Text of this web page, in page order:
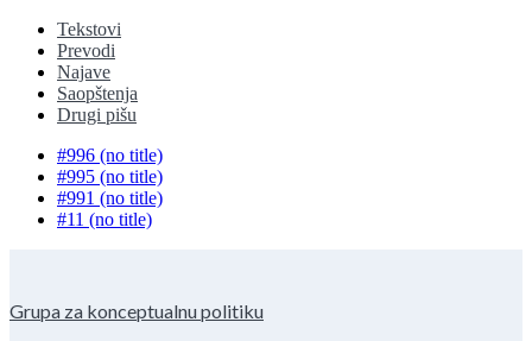
Tekstovi
Prevodi
Najave
Saopštenja
Drugi pišu
#996 (no title)
#995 (no title)
#991 (no title)
#11 (no title)
Grupa za konceptualnu politiku